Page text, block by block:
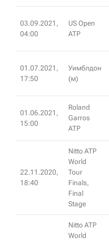
03.09.2021,
04:00
US Open
ATP
01.07.2021,
17:50
Уимблдон
(м)
01.06.2021,
15:00
Roland
Garros
ATP
22.11.2020,
18:40
Nitto ATP
World
Tour
Finals,
Final
Stage
Nitto ATP
World